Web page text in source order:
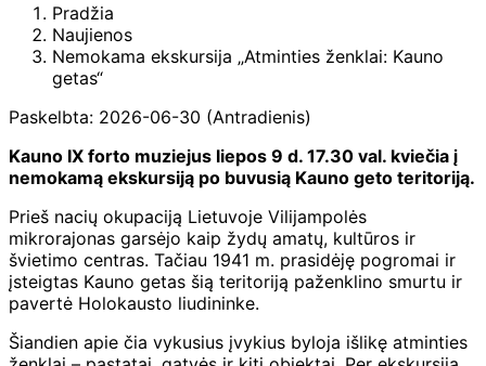
Pradžia
Naujienos
Nemokama ekskursija „Atminties ženklai: Kauno
getas“
Paskelbta: 2026-06-30 (Antradienis)
Kauno IX forto muziejus liepos 9 d. 17.30 val. kviečia į
nemokamą ekskursiją po buvusią Kauno geto teritoriją.
Prieš nacių okupaciją Lietuvoje Vilijampolės
mikrorajonas garsėjo kaip žydų amatų, kultūros ir
švietimo centras. Tačiau 1941 m. prasidėję pogromai ir
įsteigtas Kauno getas šią teritoriją paženklino smurtu ir
pavertė Holokausto liudininke.
Šiandien apie čia vykusius įvykius byloja išlikę atminties